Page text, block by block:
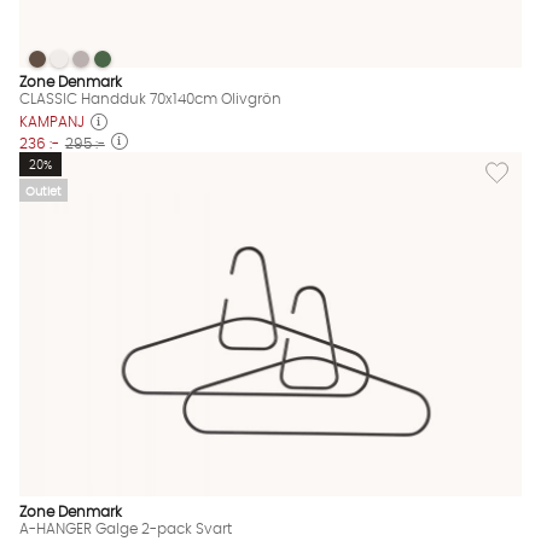
CLASSIC Handduk 70x140cm Olivgrön Finns även i dessa
CLASSIC Handduk 70x140cm Olivgrön
CLASSIC Handduk 70x140cm Olivgrön
CLASSIC Handduk 70x140cm Olivgrön
CLASSIC Handduk 70x140cm Olivgrön
Zone Denmark
CLASSIC Handduk 70x140cm Olivgrön
KAMPANJ
236 :- 295 :-
Outlet
Lägg
20%
Zone Denmark
A-HANGER Galge 2-pack Svart